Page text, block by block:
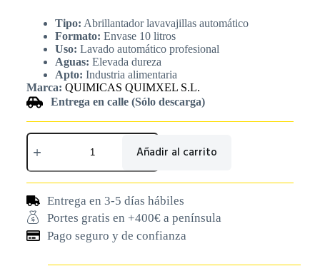
Tipo: Abrillantador lavavajillas automático
Formato: Envase 10 litros
Uso: Lavado automático profesional
Aguas: Elevada dureza
Apto: Industria alimentaria
Marca: QUIMICAS QUIMXEL S.L.
Entrega en calle (Sólo descarga)
Añadir al carrito
Entrega en 3-5 días hábiles
Portes gratis en +400€ a península
Pago seguro y de confianza